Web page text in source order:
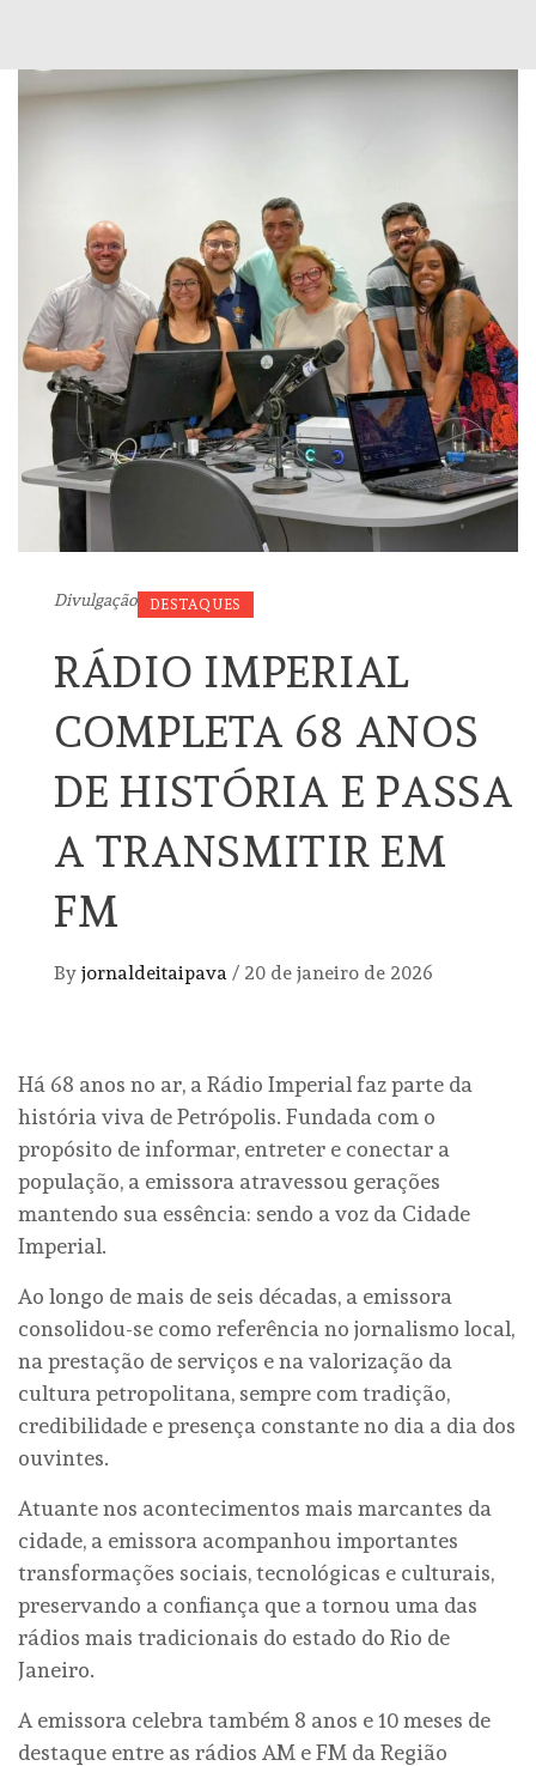
Divulgação DESTAQUES
RÁDIO IMPERIAL
COMPLETA 68 ANOS
DE HISTÓRIA E PASSA
A TRANSMITIR EM
FM
By jornaldeitaipava / 20 de janeiro de 2026
Há 68 anos no ar, a Rádio Imperial faz parte da
história viva de Petrópolis. Fundada com o
propósito de informar, entreter e conectar a
população, a emissora atravessou gerações
mantendo sua essência: sendo a voz da Cidade
Imperial.
Ao longo de mais de seis décadas, a emissora
consolidou-se como referência no jornalismo local,
na prestação de serviços e na valorização da
cultura petropolitana, sempre com tradição,
credibilidade e presença constante no dia a dia dos
ouvintes.
Atuante nos acontecimentos mais marcantes da
cidade, a emissora acompanhou importantes
transformações sociais, tecnológicas e culturais,
preservando a confiança que a tornou uma das
rádios mais tradicionais do estado do Rio de
Janeiro.
A emissora celebra também 8 anos e 10 meses de
destaque entre as rádios AM e FM da Região